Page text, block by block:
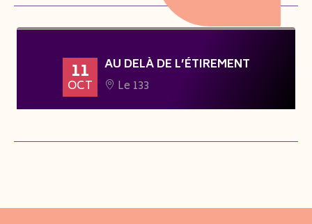
11
OCT
AU DELÀ DE L’ÉTIREMENT
Le 133